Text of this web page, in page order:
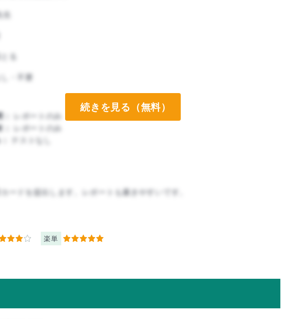
る
・不要
レポートのみ
レポートのみ
カードを提出します。レポートも書きやすいです。
楽単 5
続きを見る（無料）